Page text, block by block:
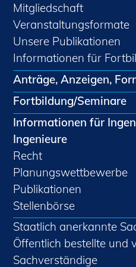
Mitgliedschaft
Veranstaltungsformate
Unsere Publikationen
Informationen für
Anträge, Anzeigen,
Fortbildung/Seminare
Informationen für
Ingenieure
Recht
Planungswettbewerbe
Publikationen
Stellenbörse
Staatlich anerkannte
Öffentlich bestellte und
Sachverständige